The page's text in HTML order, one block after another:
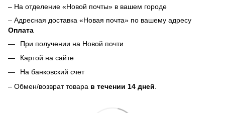
– На отделение «Новой почты» в вашем городе
– Адресная доставка «Новая почта» по вашему адресу
Оплата
При получении на Новой почти
Картой на сайте
На банковский счет
– Обмен/возврат товара в течении 14 дней